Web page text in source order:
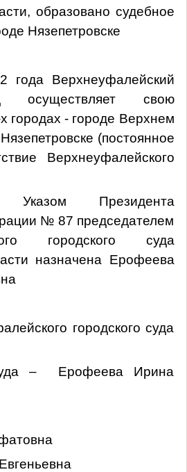
образовано судебное
Нязепетровске
года Верхнеуфалейский
осуществляет свою
городах - городе Верхнем
(постоянное
Верхнеуфалейского
Указом Президента
№ 87 председателем
городского суда
назначена Ерофеева
городского суда
– Ерофеева Ирина